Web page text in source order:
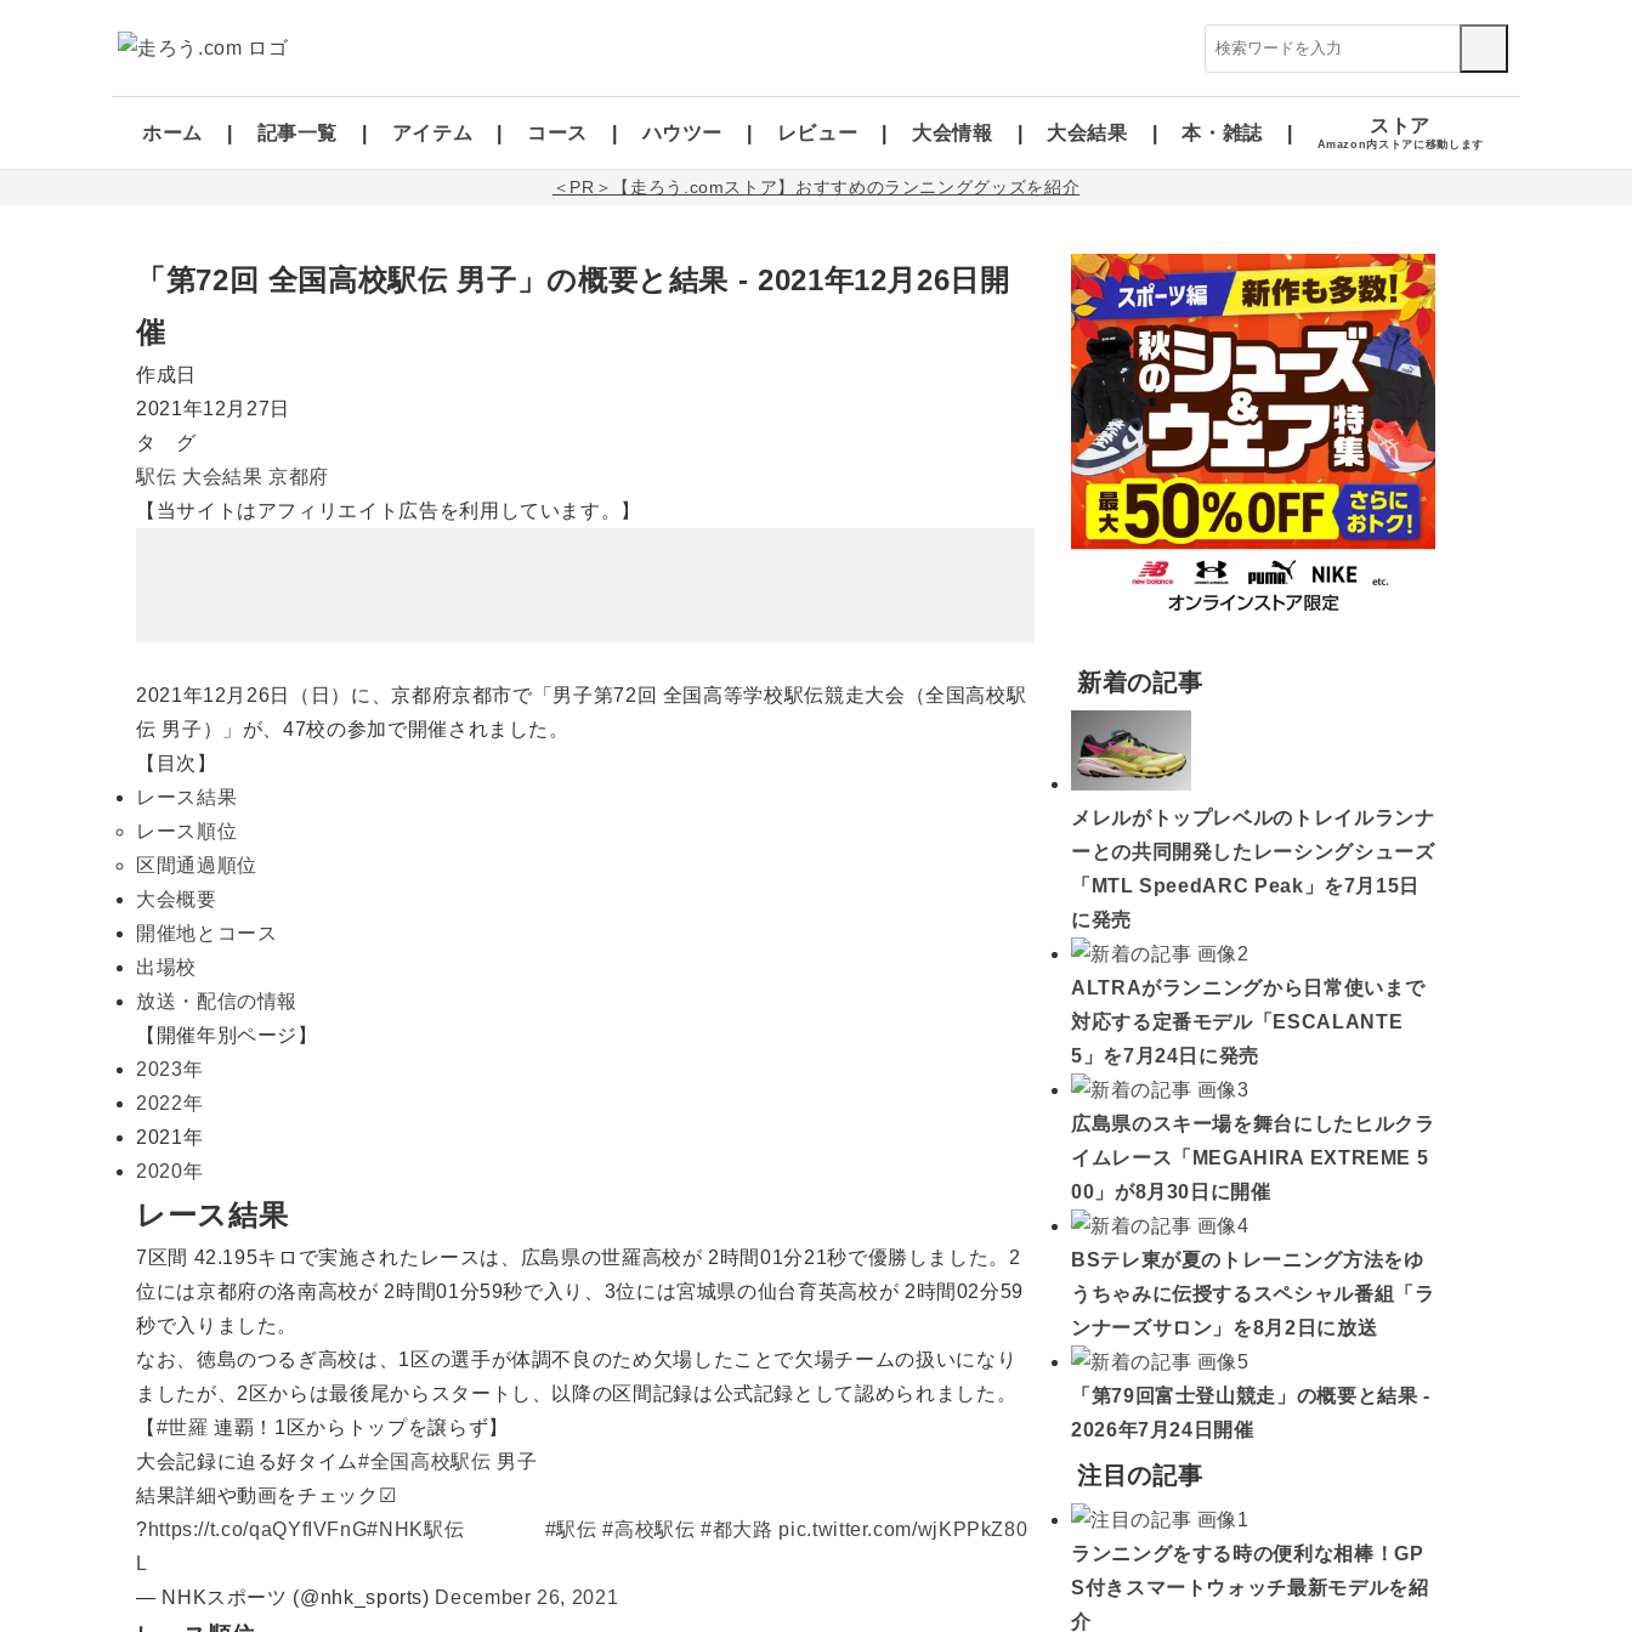
ホーム 記事一覧 アイテム コース ハウツー レビュー 大会情報 大会結果 本・雑誌 ストア
Amazon内ストアに移動します
＜PR＞【走ろう.comストア】おすすめのランニンググッズを紹介
「第72回 全国高校駅伝 男子」の概要と結果 - 2021年12月26日開
催
作成日
2021年12月27日
タ グ
駅伝 大会結果 京都府
【当サイトはアフィリエイト広告を利用しています。】
2021年12月26日（日）に、京都府京都市で「男子第72回 全国高等学校駅伝競走大会（全国高校駅
伝 男子）」が、47校の参加で開催されました。
【目次】
レース結果
レース順位
区間通過順位
大会概要
開催地とコース
出場校
放送・配信の情報
【開催年別ページ】
2023年
2022年
2021年
2020年
レース結果
7区間 42.195キロで実施されたレースは、広島県の世羅高校が 2時間01分21秒で優勝しました。2
位には京都府の洛南高校が 2時間01分59秒で入り、3位には宮城県の仙台育英高校が 2時間02分59
秒で入りました。
なお、徳島のつるぎ高校は、1区の選手が体調不良のため欠場したことで欠場チームの扱いになり
ましたが、2区からは最後尾からスタートし、以降の区間記録は公式記録として認められました。
【 #世羅 連覇！1区からトップを譲らず】
大会記録に迫る好タイム#全国高校駅伝 男子
結果詳細や動画をチェック☑
?https://t.co/qaQYfIVFnG#NHK駅伝 #駅伝 #高校駅伝 #都大路 pic.twitter.com/wjKPPkZ80
L
— NHKスポーツ (@nhk_sports) December 26, 2021
新着の記事
メレルがトップレベルのトレイルランナ
ーとの共同開発したレーシングシューズ
「MTL SpeedARC Peak」を7月15日
に発売
ALTRAがランニングから日常使いまで
対応する定番モデル「ESCALANTE
5」を7月24日に発売
広島県のスキー場を舞台にしたヒルクラ
イムレース「MEGAHIRA EXTREME 5
00」が8月30日に開催
BSテレ東が夏のトレーニング方法をゆ
うちゃみに伝授するスペシャル番組「ラ
ンナーズサロン」を8月2日に放送
「第79回富士登山競走」の概要と結果 -
2026年7月24日開催
注目の記事
ランニングをする時の便利な相棒！GP
S付きスマートウォッチ最新モデルを紹
介